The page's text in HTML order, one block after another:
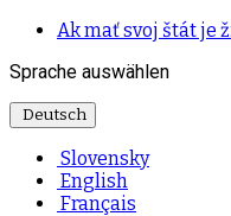
Ak mať svoj štát je
Sprache auswählen
Deutsch
Slovensky
English
Français